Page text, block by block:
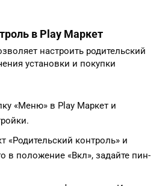
в Play Маркет
настроить родительский
установки и покупки
«Меню» в Play Маркет и
«Родительский контроль» и
в положение «Вкл», задайте пин-